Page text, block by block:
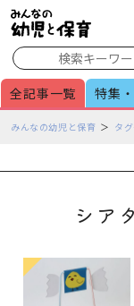
全記事一覧 特集
ペみんなの幼児と保育 タ
シア